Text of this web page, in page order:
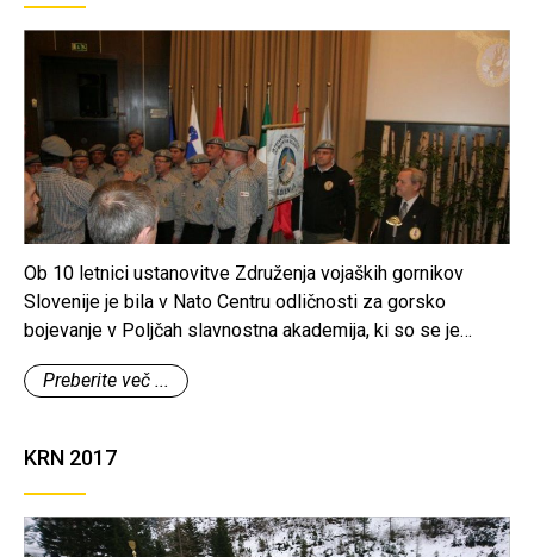
Ob 10 letnici ustanovitve Združenja vojaških gornikov
Slovenije je bila v Nato Centru odličnosti za gorsko
bojevanje v Poljčah slavnostna akademija, ki so se je
udeležili številni ustanovni člani ZVGS, častni član Janez
Kavar in tudi številni visoki gostje.
Preberite več ...
KRN 2017